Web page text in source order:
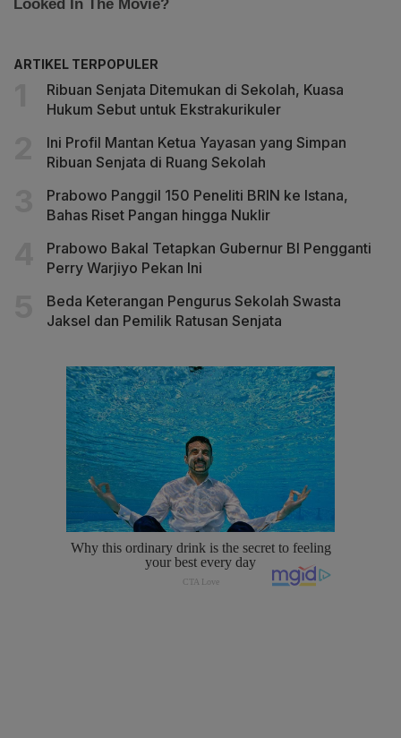
ARTIKEL TERPOPULER
Ribuan Senjata Ditemukan di Sekolah, Kuasa
Hukum Sebut untuk Ekstrakurikuler
Ini Profil Mantan Ketua Yayasan yang Simpan
Ribuan Senjata di Ruang Sekolah
Prabowo Panggil 150 Peneliti BRIN ke Istana,
Bahas Riset Pangan hingga Nuklir
Prabowo Bakal Tetapkan Gubernur BI Pengganti
Perry Warjiyo Pekan Ini
Beda Keterangan Pengurus Sekolah Swasta
Jaksel dan Pemilik Ratusan Senjata